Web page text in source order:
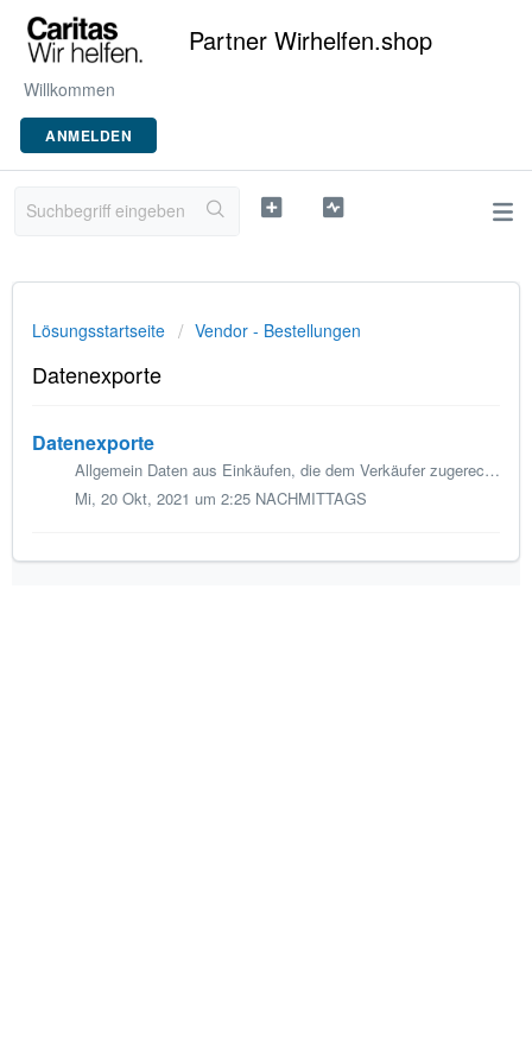
Partner Wirhelfen.shop
Willkommen
ANMELDEN
Lösungsstartseite Vendor - Bestellungen
Datenexporte
Datenexporte
Allgemein Daten aus Einkäufen, die dem Verkäufer zugerechnet werden können, werden an den Verkäufer weitergegeben, damit der Verkäufer die einzelnen Einkau...
Mi, 20 Okt, 2021 um 2:25 NACHMITTAGS